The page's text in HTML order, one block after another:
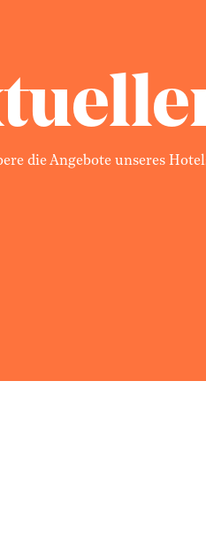
die Angebote unseres